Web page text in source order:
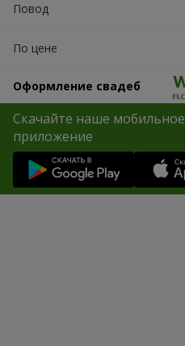
Повод
По цене
Оформление свадеб
Скачайте наше мобильное
приложение